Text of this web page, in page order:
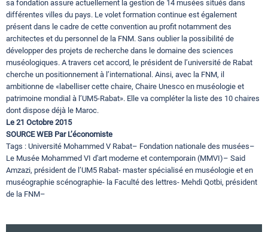
sa fondation assure actuellement la gestion de 14 musées situés dans
différentes villes du pays. Le volet formation continue est également
présent dans le cadre de cette convention au profit notamment des
architectes et du personnel de la FNM. Sans oublier la possibilité de
développer des projets de recherche dans le domaine des sciences
muséologiques. A travers cet accord, le président de l’université de Rabat
cherche un positionnement à l’international. Ainsi, avec la FNM, il
ambitionne de «labelliser cette chaire, Chaire Unesco en muséologie et
patrimoine mondial à l’UM5-Rabat». Elle va compléter la liste des 10 chaires
dont dispose déjà le Maroc.
Le 21 Octobre 2015
SOURCE WEB Par L’économiste
Tags : Université Mohammed V Rabat– Fondation nationale des musées–
Le Musée Mohammed VI d'art moderne et contemporain (MMVI)– Said
Amzazi, président de l’UM5 Rabat- master spécialisé en muséologie et en
muséographie scénographie- la Faculté des lettres- Mehdi Qotbi, président
de la FNM–